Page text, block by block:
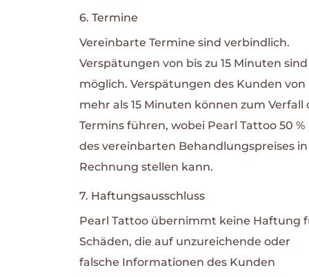
6. Termine
Vereinbarte Termine sind verbindlich.
Verspätungen von bis zu 15 Minuten sind
möglich. Verspätungen des Kunden von
mehr als 15 Minuten können zum Verfall
Termins führen, wobei Pearl Tattoo 50 %
des vereinbarten Behandlungspreises in
Rechnung stellen kann.
7. Haftungsausschluss
Pearl Tattoo übernimmt keine Haftung
Schäden, die auf unzureichende oder
falsche Informationen des Kunden